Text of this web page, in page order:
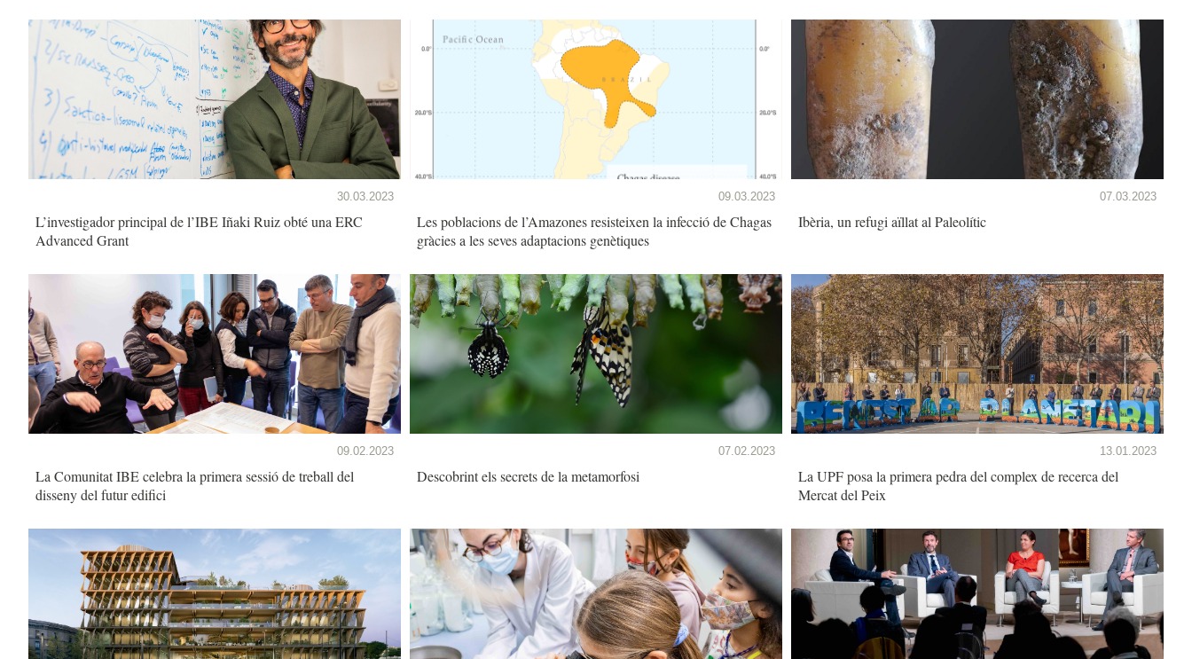
30.03.2023
L’investigador principal de l’IBE Iñaki Ruiz obté una ERC
Advanced Grant
09.03.2023
Les poblacions de l’Amazones resisteixen la infecció de Chagas
gràcies a les seves adaptacions genètiques
07.03.2023
Ibèria, un refugi aïllat al Paleolític
09.02.2023
La Comunitat IBE celebra la primera sessió de treball del
disseny del futur edifici
07.02.2023
Descobrint els secrets de la metamorfosi
13.01.2023
La UPF posa la primera pedra del complex de recerca del
Mercat del Peix